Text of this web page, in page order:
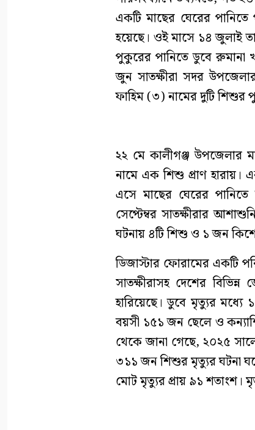
একটি মাছের ঘেরের
হয়েছে। ওই মাসে ১৪ জুলাই
পুকুরের পানিতে ডুবে
জুন সাতক্ষীরা সদর
ফাহিম (৩) নামের দুটি শিশুর
২২ মে কালীগঞ্জ উপজেলার
নামে এক শিশু প্রাণ হারায়।
এসে মাছের ঘেরের
সেপ্টেম্বর সাতক্ষীরার
ঘটনায় ৪টি শিশু ও ১ জন
ডিজাস্টার ফোরামের একটি
সাতক্ষীরাসহ দেশের
হারিয়েছে। ডুবে মৃত্যুর
বয়সী ১৫১ জন ছেলে ও
থেকে জানা গেছে, ২০২৫
৩১১ জন শিশুর মৃত্যুর ঘটনা
মোট মৃত্যুর প্রায় ৯১